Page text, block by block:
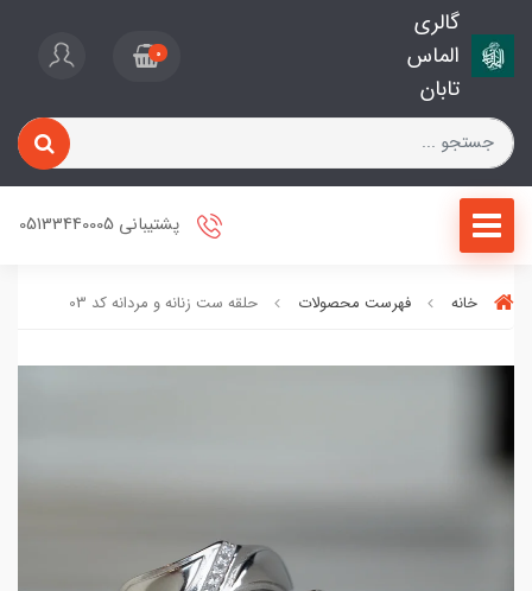
گالری
الماس
تابان
0
پشتیبانی 05133440005
خانه فهرست محصولات حلقه ست زنانه و مردانه کد 03